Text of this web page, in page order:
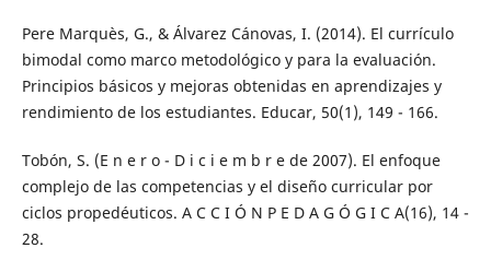
Pere Marquès, G., & Álvarez Cánovas, I. (2014). El currículo
bimodal como marco metodológico y para la evaluación.
Principios básicos y mejoras obtenidas en aprendizajes y
rendimiento de los estudiantes. Educar, 50(1), 149 - 166.
Tobón, S. (E n e r o - D i c i e m b r e de 2007). El enfoque
complejo de las competencias y el diseño curricular por
ciclos propedéuticos. A C C I Ó N P E D A G Ó G I C A(16), 14 -
28.